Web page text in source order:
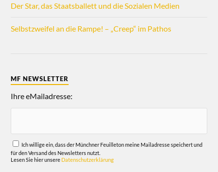
Der Star, das Staatsballett und die Sozialen Medien
Selbstzweifel an die Rampe! – „Creep“ im Pathos
MF NEWSLETTER
Ihre eMailadresse:
Ich willige ein, dass der Münchner Feuilleton meine Mailadresse speichert und
für den Versand des Newsletters nutzt.
Lesen Sie hier unsere Datenschutzerklärung